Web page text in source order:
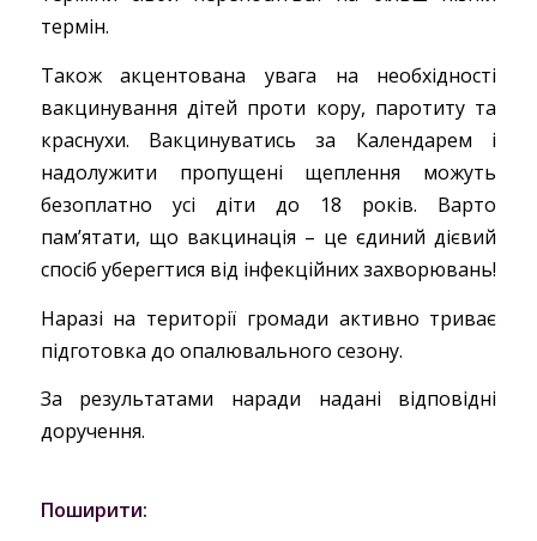
термін.
Також акцентована увага на необхідності
вакцинування дітей проти кору, паротиту та
краснухи. Вакцинуватись за Календарем і
надолужити пропущені щеплення можуть
безоплатно усі діти до 18 років. Варто
пам’ятати, що вакцинація – це єдиний дієвий
спосіб уберегтися від інфекційних захворювань!
Наразі на території громади активно триває
підготовка до опалювального сезону.
За результатами наради надані відповідні
доручення.
Поширити: